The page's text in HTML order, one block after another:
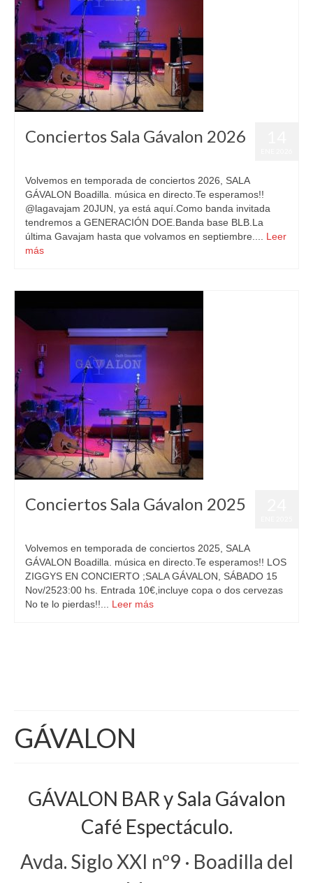
Conciertos Sala Gávalon 2026
Volvemos en temporada de conciertos 2026, SALA
GÁVALON Boadilla. música en directo.Te esperamos!!
@lagavajam 20JUN, ya está aquí.Como banda invitada
tendremos a GENERACIÓN DOE.Banda base BLB.La
última Gavajam hasta que volvamos en septiembre.... Leer
más
Conciertos Sala Gávalon 2025
Volvemos en temporada de conciertos 2025, SALA
GÁVALON Boadilla. música en directo.Te esperamos!! LOS
ZIGGYS EN CONCIERTO ;SALA GÁVALON, SÁBADO 15
Nov/2523:00 hs. Entrada 10€,incluye copa o dos cervezas
No te lo pierdas!!... Leer más
GÁVALON
GÁVALON BAR y Sala Gávalon
Café Espectáculo.
Avda. Siglo XXI nº9 · Boadilla del